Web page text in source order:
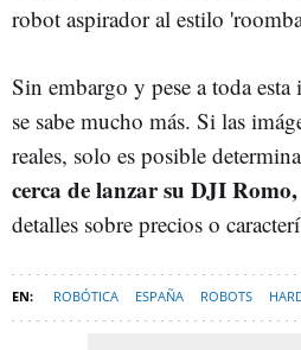
robot aspirador al estilo
Sin embargo y pese a toda
se sabe mucho más. Si las
reales, solo es posible
cerca de lanzar su DJI Romo,
detalles sobre precios o
ROBÓTICA ESPAÑA ROBOTS